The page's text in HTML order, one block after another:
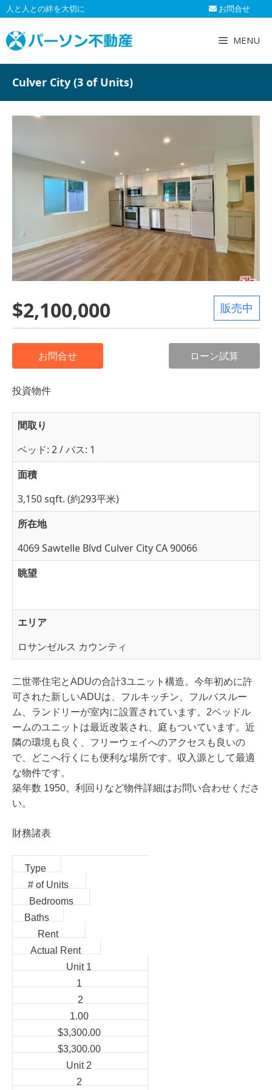
コ
ン
テ
ン
ツ
人と人との絆を大切に お問合せ
MENU
Culver City (3 of Units)
$2,100,000 販売中
お問合せ ローン試算
投資物件
間取り
ベッド: 2 / バス: 1
面積
3,150 sqft. (約293平米)
所在地
4069 Sawtelle Blvd Culver City CA 90066
眺望
エリア
ロサンゼルス カウンティ
二世帯住宅とADUの合計3ユニット構造。今年初めに許
可された新しいADUは、フルキッチン、フルバスルー
ム、ランドリーが室内に設置されています。2ベッドル
ームのユニットは最近改装され、庭もついています。近
隣の環境も良く、フリーウェイへのアクセスも良いの
で、どこへ行くにも便利な場所です。収入源として最適
な物件です。
築年数 1950。利回りなど物件詳細はお問い合わせくださ
い。
財務諸表
Type
# of Units
Bedrooms
Baths
Rent
Actual Rent
Unit 1
1
2
1.00
$3,300.00
$3,300.00
Unit 2
2